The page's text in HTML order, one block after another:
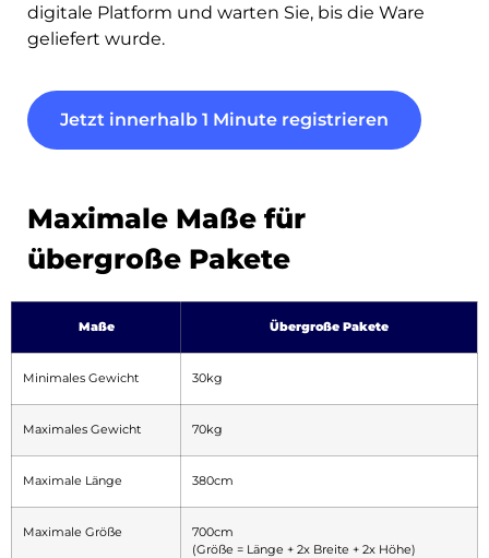
digitale Platform und warten Sie, bis die Ware
geliefert wurde.
Jetzt innerhalb 1 Minute registrieren
Maximale Maße für
übergroße Pakete
Maße Übergroße Pakete
Minimales Gewicht 30kg
Maximales Gewicht 70kg
Maximale Länge 380cm
Maximale Größe
700cm
(Größe = Länge + 2x Breite + 2x Höhe)